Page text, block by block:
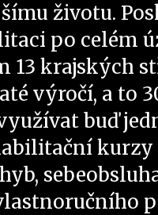
životu.
po celém
krajských
výročí, a to
buď